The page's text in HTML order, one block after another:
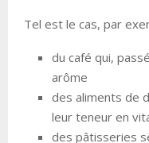
Tel est le cas, par
du café qui,
arôme
des aliments de
leur teneur en
des pâtisseries